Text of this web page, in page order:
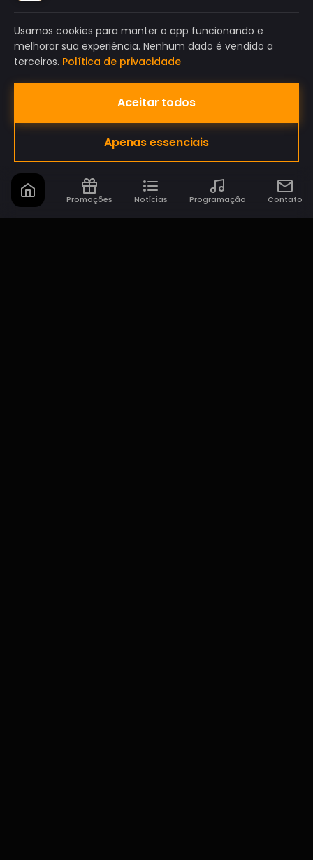
BAND FM POUSO ALEGRE
A SUA RÁDIO DO SEU JEITO!
Usamos cookies para manter o app funcionando e
melhorar sua experiência. Nenhum dado é vendido a
terceiros. Política de privacidade
Aceitar todos
Apenas essenciais
Promoções Notícias Programação Contato